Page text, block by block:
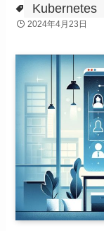
Kubernetes
2024年4月23日